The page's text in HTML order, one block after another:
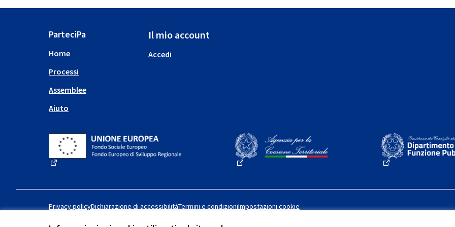
ParteciPa
Home
Processi
Assemblee
Aiuto
Il mio account
Accedi
Privacy policyDichiarazione di accessibilitàTermini e condizioniImpostazioni cookie